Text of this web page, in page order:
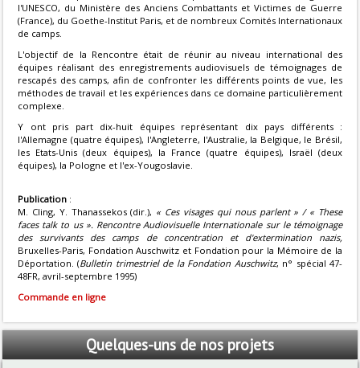
l'UNESCO, du Ministère des Anciens Combattants et Victimes de Guerre
(France), du Goethe-Institut Paris, et de nombreux Comités Internationaux
de camps.
L'objectif de la Rencontre était de réunir au niveau international des
équipes réalisant des enregistrements audiovisuels de témoignages de
rescapés des camps, afin de confronter les différents points de vue, les
méthodes de travail et les expériences dans ce domaine particulièrement
complexe.
Y ont pris part dix-huit équipes représentant dix pays différents :
l'Allemagne (quatre équipes), l'Angleterre, l'Australie, la Belgique, le Brésil,
les Etats-Unis (deux équipes), la France (quatre équipes), Israël (deux
équipes), la Pologne et l'ex-Yougoslavie.
Publication :
M. Cling, Y. Thanassekos (dir.), « Ces visages qui nous parlent » / « These
faces talk to us ». Rencontre Audiovisuelle Internationale sur le témoignage
des survivants des camps de concentration et d'extermination nazis,
Bruxelles-Paris, Fondation Auschwitz et Fondation pour la Mémoire de la
Déportation. (Bulletin trimestriel de la Fondation Auschwitz, n° spécial 47-
48FR, avril-septembre 1995)
Commande en ligne
Quelques-unsde nos projets